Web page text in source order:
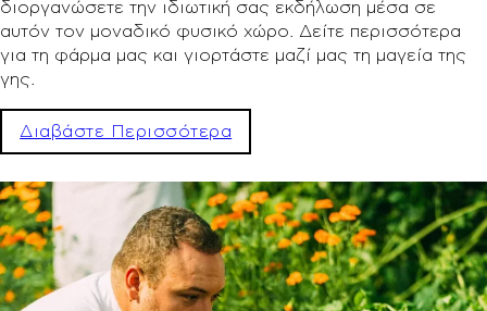
διοργανώσετε την ιδιωτική σας εκδήλωση μέσα σε
αυτόν τον μοναδικό φυσικό χώρο. Δείτε περισσότερα
για τη φάρμα μας και γιορτάστε μαζί μας τη μαγεία της
γης.
Διαβάστε Περισσότερα